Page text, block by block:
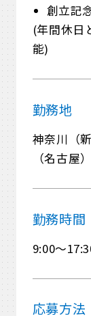
創立記
(年間休日
能)
勤務地
神奈川（
（名古屋
勤務時間
9:00～
応募方法